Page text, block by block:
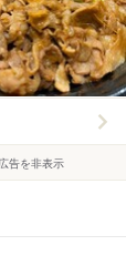
広告を非表示